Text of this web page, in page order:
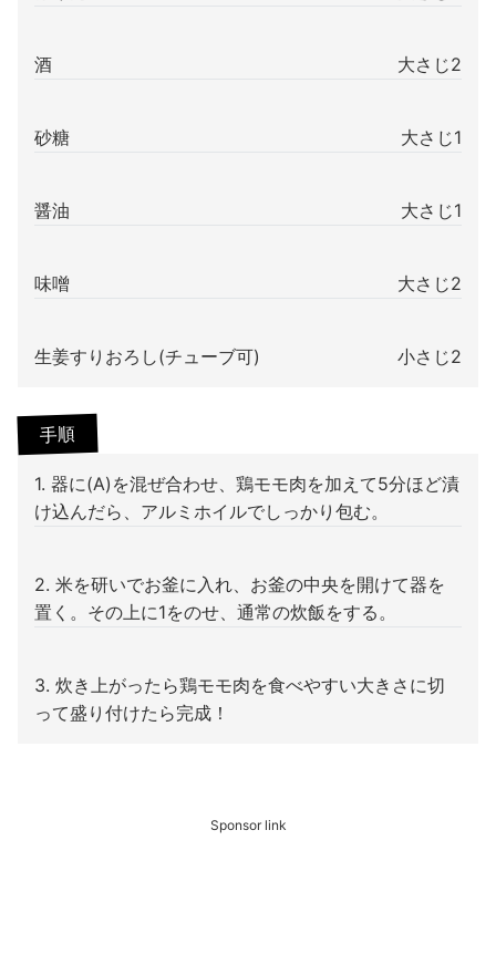
酒 大さじ2
砂糖 大さじ1
醤油 大さじ1
味噌 大さじ2
生姜すりおろし(チューブ可) 小さじ2
手順
1. 器に(A)を混ぜ合わせ、鶏モモ肉を加えて5分ほど漬
け込んだら、アルミホイルでしっかり包む。
2. 米を研いでお釜に入れ、お釜の中央を開けて器を
置く。その上に1をのせ、通常の炊飯をする。
3. 炊き上がったら鶏モモ肉を食べやすい大きさに切
って盛り付けたら完成！
Sponsor link